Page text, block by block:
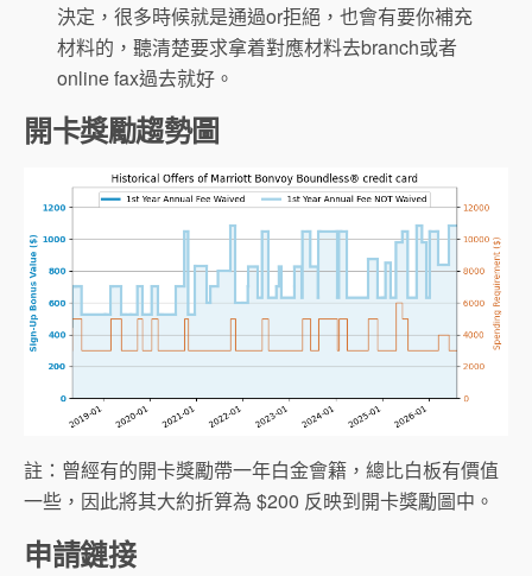
決定，很多時候就是通過or拒絕，也會有要你補充
材料的，聽清楚要求拿着對應材料去branch或者
online fax過去就好。
開卡獎勵趨勢圖
註：曾經有的開卡獎勵帶一年白金會籍，總比白板有價值
一些，因此將其大約折算為 $200 反映到開卡獎勵圖中。
申請鏈接